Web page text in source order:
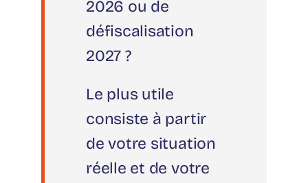
2026 ou de
défiscalisation
2027 ?
Le plus utile
consiste à partir
de votre situation
réelle et de votre